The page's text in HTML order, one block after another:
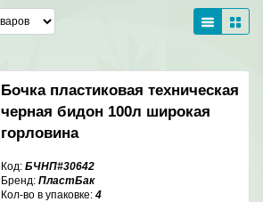
Бочка пластиковая техническая
черная бидон 100л широкая
горловина
Код: БЧНП#30642
Бренд: ПластБак
Кол-во в упаковке: 4